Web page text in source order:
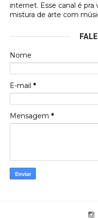
Francierton
futuras aquisições, e
Francierton
Espero que tenham
que estou de volta
internet. Esse canal é pra
mistura de arte com
Nome
E-mail *
Mensagem *